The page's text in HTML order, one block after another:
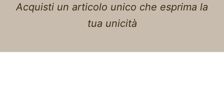
Acquisti un articolo unico che esprima la
tua unicità